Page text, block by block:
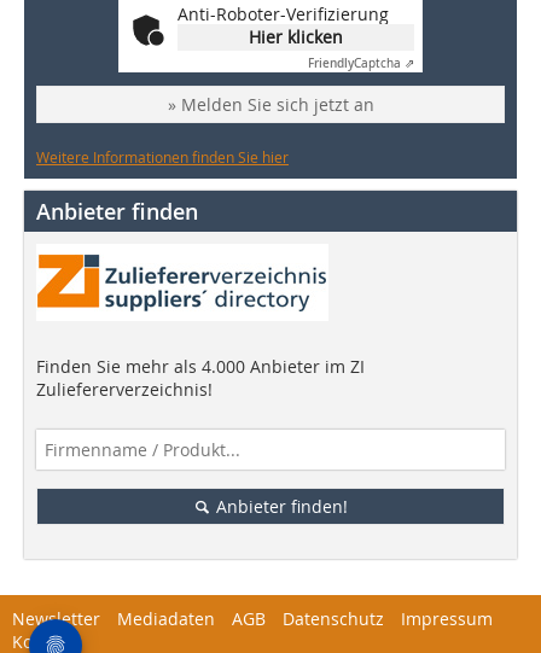
Anti-Roboter-Verifizierung
Hier klicken
FriendlyCaptcha ⇗
» Melden Sie sich jetzt an
Weitere Informationen finden Sie hier
Anbieter finden
Finden Sie mehr als 4.000 Anbieter im ZI
Zuliefererverzeichnis!
Anbieter finden!
Newsletter Mediadaten AGB Datenschutz
Impressum
Kontakt